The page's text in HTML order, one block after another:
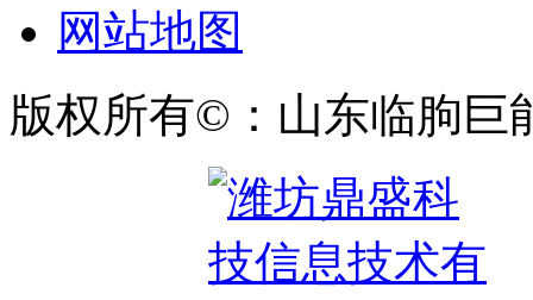
网站地图
版权所有©：山东临朐巨